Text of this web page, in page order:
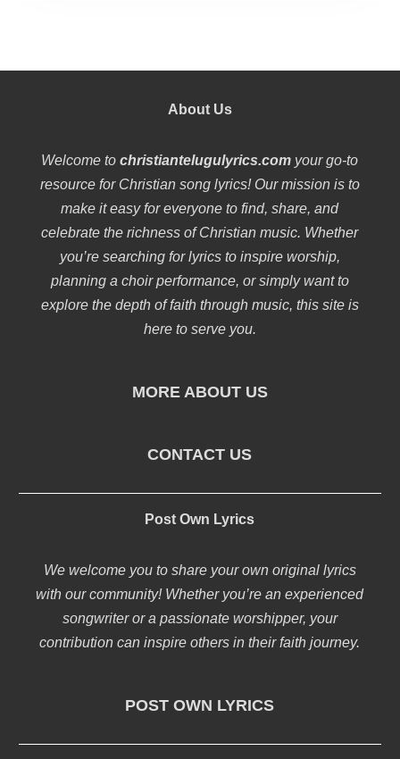
About Us
Welcome tochristiantelugulyrics.com your go-to
resource for Christian song lyrics! Our mission is to
make it easy for everyone to find, share, and
celebrate the richness of Christian music. Whether
you’re searching for lyrics to inspire worship,
planning a choir performance, or simply want to
explore the depth of faith through music, this site is
here to serve you.
MORE ABOUT US
CONTACT US
Post Own Lyrics
We welcome you to share your own original lyrics
with our community! Whether you’re an experienced
songwriter or a passionate worshipper, your
contribution can inspire others in their faith journey.
POST OWN LYRICS